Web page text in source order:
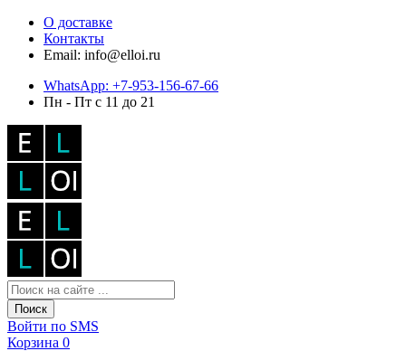
О доставке
Контакты
Email: info@elloi.ru
WhatsApp: +7-953-156-67-66
Пн - Пт с 11 до 21
Поиск
Войти по SMS
Корзина 0